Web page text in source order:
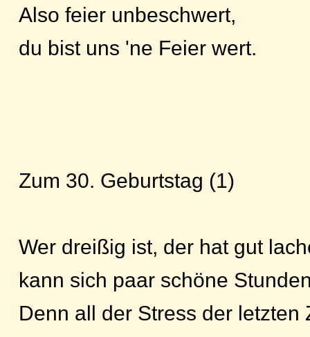
Also feier unbeschwert,
du bist uns 'ne Feier wert.
Zum 30. Geburtstag (1)
Wer dreißig ist, der hat gut
kann sich paar schöne
Denn all der Stress der letzten